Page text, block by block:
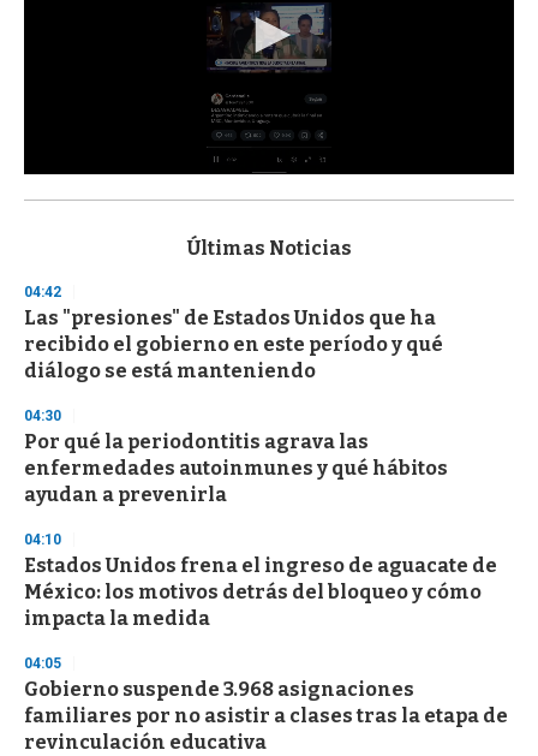
s
d
s
o
f
3
s
e
c
o
n
s
Últimas Noticias
04:42
Las "presiones" de Estados Unidos que ha
recibido el gobierno en este período y qué
diálogo se está manteniendo
04:30
Por qué la periodontitis agrava las
enfermedades autoinmunes y qué hábitos
ayudan a prevenirla
04:10
Estados Unidos frena el ingreso de aguacate de
México: los motivos detrás del bloqueo y cómo
impacta la medida
04:05
Gobierno suspende 3.968 asignaciones
familiares por no asistir a clases tras la etapa de
revinculación educativa